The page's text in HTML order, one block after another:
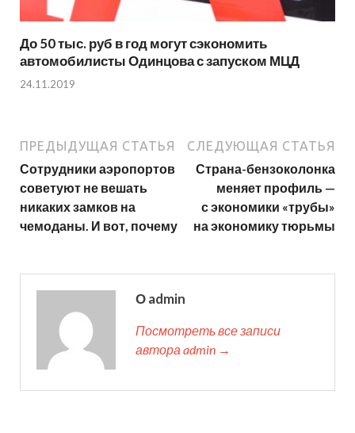
До 50 тыс. руб в год могут сэкономить
автомобилисты Одинцова с запуском МЦД
24.11.2019
ПРЕДЫДУЩАЯ СТАТЬЯ
Сотрудники аэропортов
советуют не вешать
никаких замков на
чемоданы. И вот, почему
СЛЕДУЮЩАЯ СТАТЬЯ
Страна-бензоколонка
меняет профиль —
с экономики «трубы»
на экономику тюрьмы
О admin
Посмотреть все записи
автора admin →